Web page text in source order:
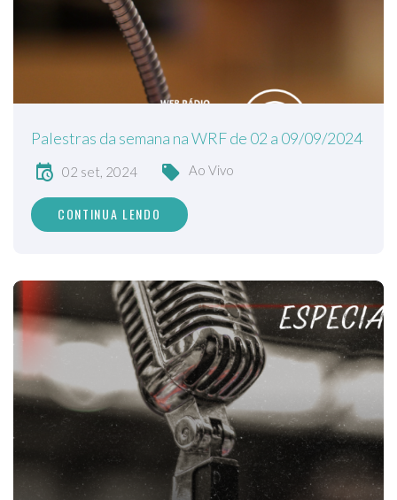
Palestras da semana na WRF de 02 a 09/09/2024
02 set, 2024 Ao Vivo
CONTINUA LENDO